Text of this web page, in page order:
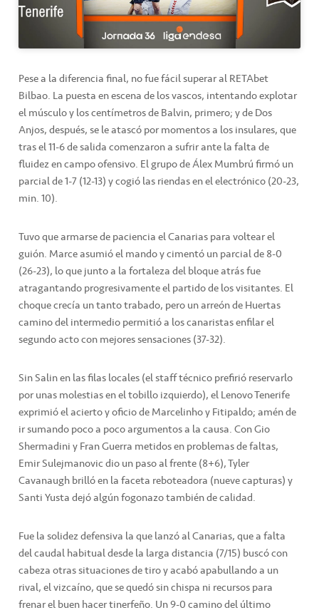
Pese a la diferencia final, no fue fácil superar al RETAbet
Bilbao. La puesta en escena de los vascos, intentando explotar
el músculo y los centímetros de Balvin, primero; y de Dos
Anjos, después, se le atascó por momentos a los insulares, que
tras el 11-6 de salida comenzaron a sufrir ante la falta de
fluidez en campo ofensivo. El grupo de Álex Mumbrú firmó un
parcial de 1-7 (12-13) y cogió las riendas en el electrónico (20-23,
min. 10).
Tuvo que armarse de paciencia el Canarias para voltear el
guión. Marce asumió el mando y cimentó un parcial de 8-0
(26-23), lo que junto a la fortaleza del bloque atrás fue
atragantando progresivamente el partido de los visitantes. El
choque crecía un tanto trabado, pero un arreón de Huertas
camino del intermedio permitió a los canaristas enfilar el
segundo acto con mejores sensaciones (37-32).
Sin Salin en las filas locales (el staff técnico prefirió reservarlo
por unas molestias en el tobillo izquierdo), el Lenovo Tenerife
exprimió el acierto y oficio de Marcelinho y Fitipaldo; amén de
ir sumando poco a poco argumentos a la causa. Con Gio
Shermadini y Fran Guerra metidos en problemas de faltas,
Emir Sulejmanovic dio un paso al frente (8+6), Tyler
Cavanaugh brilló en la faceta reboteadora (nueve capturas) y
Santi Yusta dejó algún fogonazo también de calidad.
Fue la solidez defensiva la que lanzó al Canarias, que a falta
del caudal habitual desde la larga distancia (7/15) buscó con
cabeza otras situaciones de tiro y acabó apabullando a un
rival, el vizcaíno, que se quedó sin chispa ni recursos para
frenar el buen hacer tinerfeño. Un 9-0 camino del último